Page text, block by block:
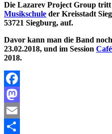
Die Lazarev Project Group tritt
Musikschule der Kreisstadt
53721 Siegburg, auf.
Davor kann man die Band
23.02.2018, und im Session
2018.
Facebook
Mastodon
Email